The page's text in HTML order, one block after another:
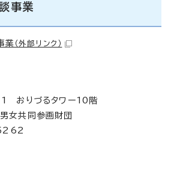
事業
業 （外部リンク）
おりづるタワー10階
女共同参画財団